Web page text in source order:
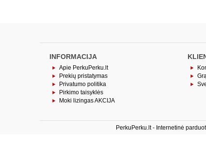
INFORMACIJA
Apie PerkuPerku.lt
Prekių pristatymas
Privatumo politika
Pirkimo taisyklės
Moki lizingas AKCIJA
PerkuPerku.lt - Internetinė